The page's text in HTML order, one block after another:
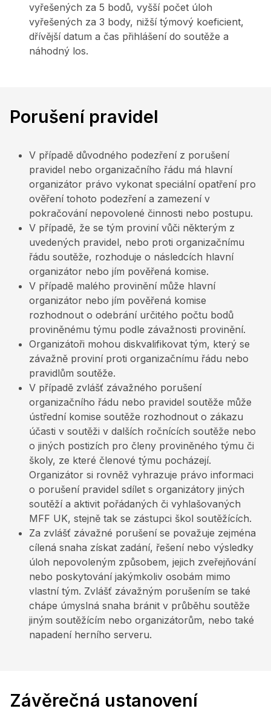
vyřešených za 5 bodů, vyšší počet úloh
vyřešených za 3 body, nižší týmový koeficient,
dřívější datum a čas přihlášení do soutěže a
náhodný los.
Porušení pravidel
V případě důvodného podezření z porušení
pravidel nebo organizačního řádu má hlavní
organizátor právo vykonat speciální opatření pro
ověření tohoto podezření a zamezení v
pokračování nepovolené činnosti nebo postupu.
V případě, že se tým proviní vůči některým z
uvedených pravidel, nebo proti organizačnímu
řádu soutěže, rozhoduje o následcích hlavní
organizátor nebo jím pověřená komise.
V případě malého provinění může hlavní
organizátor nebo jím pověřená komise
rozhodnout o odebrání určitého počtu bodů
proviněnému týmu podle závažnosti provinění.
Organizátoři mohou diskvalifikovat tým, který se
závažně proviní proti organizačnímu řádu nebo
pravidlům soutěže.
V případě zvlášť závažného porušení
organizačního řádu nebo pravidel soutěže může
ústřední komise soutěže rozhodnout o zákazu
účasti v soutěži v dalších ročnících soutěže nebo
o jiných postizích pro členy proviněného týmu či
školy, ze které členové týmu pocházejí.
Organizátor si rovněž vyhrazuje právo informaci
o porušení pravidel sdílet s organizátory jiných
soutěží a aktivit pořádaných či vyhlašovaných
MFF UK, stejně tak se zástupci škol soutěžících.
Za zvlášť závažné porušení se považuje zejména
cílená snaha získat zadání, řešení nebo výsledky
úloh nepovoleným způsobem, jejich zveřejňování
nebo poskytování jakýmkoliv osobám mimo
vlastní tým. Zvlášť závažným porušením se také
chápe úmyslná snaha bránit v průběhu soutěže
jiným soutěžícím nebo organizátorům, nebo také
napadení herního serveru.
Závěrečná ustanovení